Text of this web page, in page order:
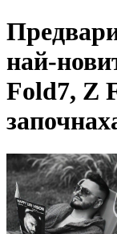
най-
Fold7, Z